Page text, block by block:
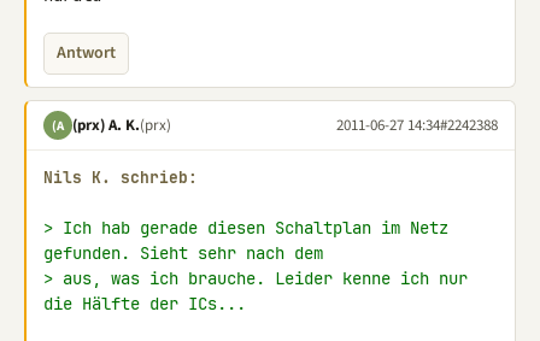
Antwort
(A (prx) A. K.(prx) 2011-06-27 14:34#2242388
Nils K. schrieb:
> Ich hab gerade diesen Schaltplan im Netz
gefunden. Sieht sehr nach dem
> aus, was ich brauche. Leider kenne ich nur
die Hälfte der ICs...